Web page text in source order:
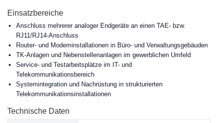
Einsatzbereiche
Anschluss mehrerer analoger Endgeräte an einen TAE- bzw.
RJ11/RJ14-Anschluss
Router- und Modeminstallationen in Büro- und Verwaltungsgebäuden
TK-Anlagen und Nebenstellenanlagen im gewerblichen Umfeld
Service- und Testarbeitsplätze im IT- und
Telekommunikationsbereich
Systemintegration und Nachrüstung in strukturierten
Telekommunikationsinstallationen
Technische Daten